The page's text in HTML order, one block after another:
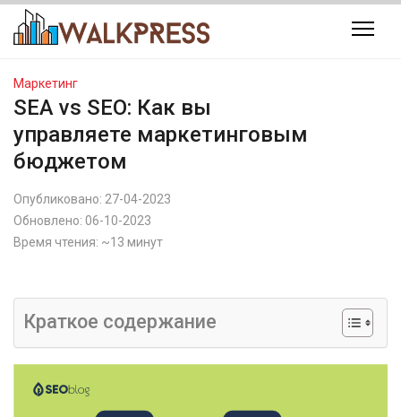
Маркетинг
SEA vs SEO: Как вы
управляете маркетинговым
бюджетом
Опубликовано: 27-04-2023
Обновлено: 06-10-2023
Время чтения: ~13 минут
Краткое содержание